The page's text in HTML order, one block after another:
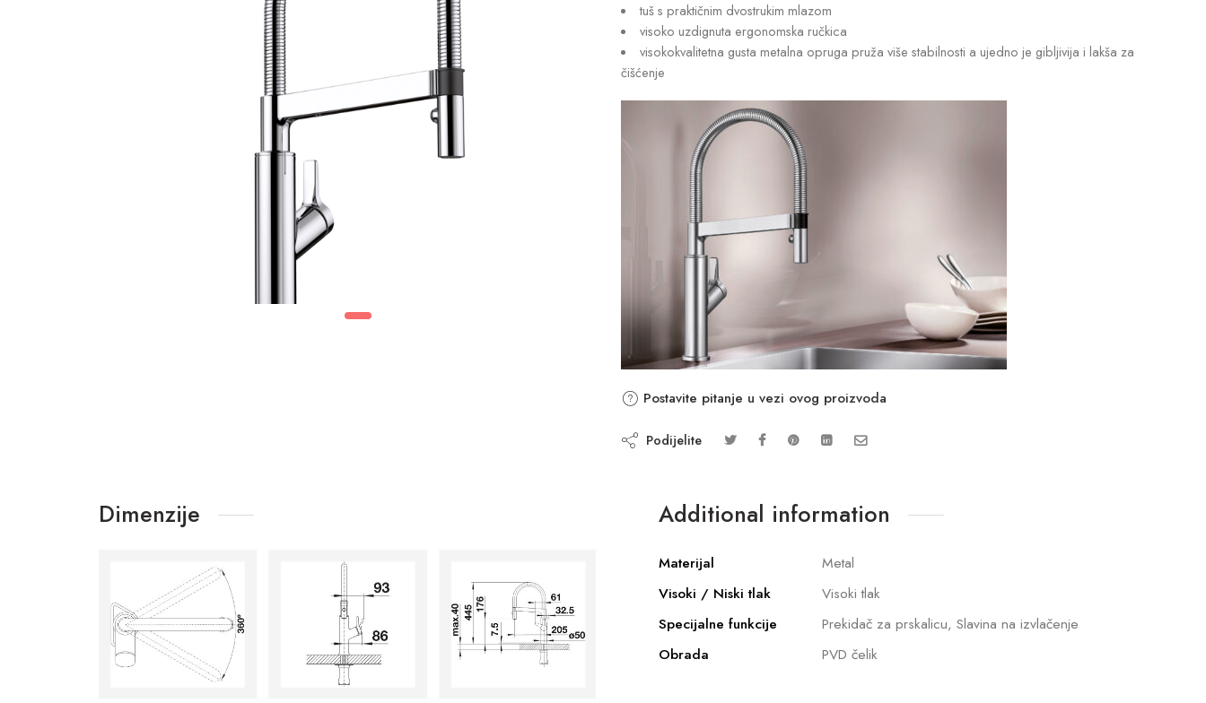
tuš s praktičnim dvostrukim mlazom
visoko uzdignuta ergonomska ručkica
visokokvalitetna gusta metalna opruga pruža više stabilnosti a ujedno je gibljivija i lakša za
čišćenje
Postavite pitanje u vezi ovog proizvoda
Podijelite
Dimenzije Additional information
Materijal
Metal
Visoki / Niski tlak
Visoki tlak
Specijalne funkcije
Prekidač za prskalicu, Slavina na izvlačenje
Obrada
PVD čelik